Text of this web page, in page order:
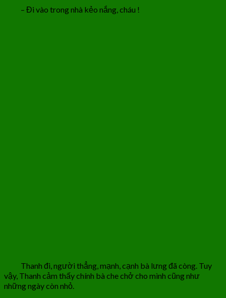
– Đi vào trong nhà kẻo nắng, cháu !
Thanh đi, người thẳng, mạnh, cạnh bà lưng đã còng. Tuy
vậy, Thanh cảm thấy chính bà che chở cho mình cũng như
những ngày còn nhỏ.